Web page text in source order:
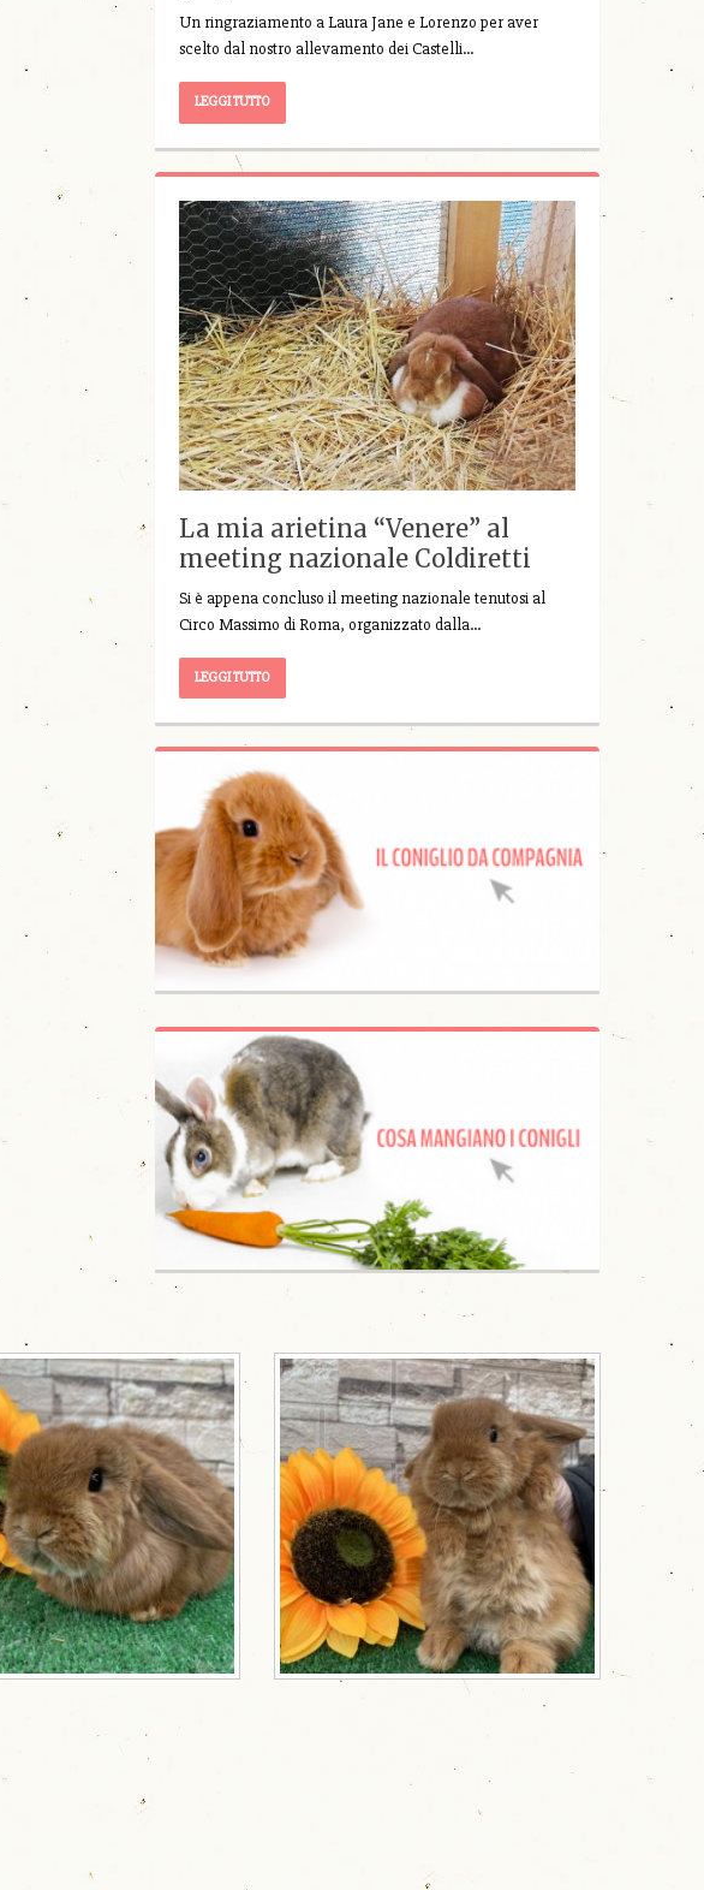
Un ringraziamento a Laura Jane e Lorenzo per aver
scelto dal nostro allevamento dei Castelli…
LEGGI TUTTO
La mia arietina “Venere” al
meeting nazionale Coldiretti
Si è appena concluso il meeting nazionale tenutosi al
Circo Massimo di Roma, organizzato dalla…
LEGGI TUTTO